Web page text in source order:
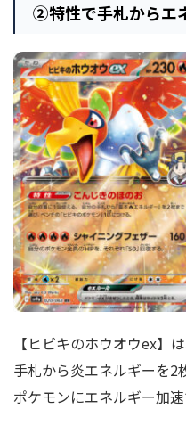
②特性で手札からエ
【ヒビキのホウオウex】
手札から炎エネルギーを2
ポケモンにエネルギー加速